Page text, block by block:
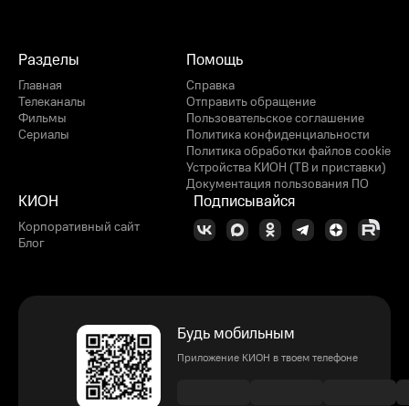
Разделы
Главная
Телеканалы
Фильмы
Сериалы
Помощь
Справка
Отправить обращение
Пользовательское соглашение
Политика конфиденциальности
Политика обработки файлов cookie
Устройства КИОН (ТВ и приставки)
Документация пользования ПО
КИОН
Корпоративный сайт
Блог
Подписывайся
Будь мобильным
Приложение КИОН в твоем телефоне